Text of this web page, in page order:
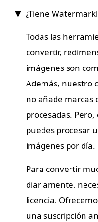
¿Tiene
Todas las
convertir,
imágenes son
Además, nuestro
no añade marcas
procesadas.
puedes procesar
imágenes por día.
Para convertir
diariamente,
licencia.
una suscripción